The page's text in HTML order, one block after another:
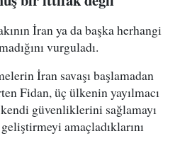
İran ya da başka herhangi
vurguladı.
İran savaşı başlamadan
Fidan, üç ülkenin yayılmacı
güvenliklerini sağlamayı
amaçladıklarını